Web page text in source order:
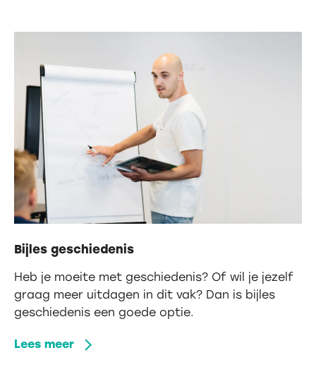
Bijles geschiedenis
Heb je moeite met geschiedenis? Of wil je jezelf
graag meer uitdagen in dit vak? Dan is bijles
geschiedenis een goede optie.
Lees meer